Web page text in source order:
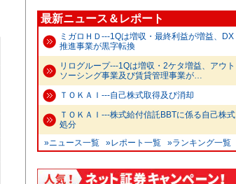
最新ニュース＆レポート
ミガロＨＤ---1Qは増収・最終利益が増益、DX
推進事業が黒字転換
リログループ---1Qは増収・2ケタ増益、アウト
ソーシング事業及び賃貸管理事業が…
ＴＯＫＡＩ---自己株式取得及び消却
ＴＯＫＡＩ---株式給付信託BBTに係る自己株式
処分
»ニュース一覧
»レポート一覧 »ランキング一覧